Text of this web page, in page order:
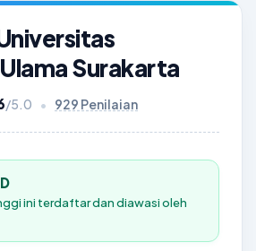
Surakarta
/5.0 • 929 Penilaian
ini terdaftar dan diawasi oleh